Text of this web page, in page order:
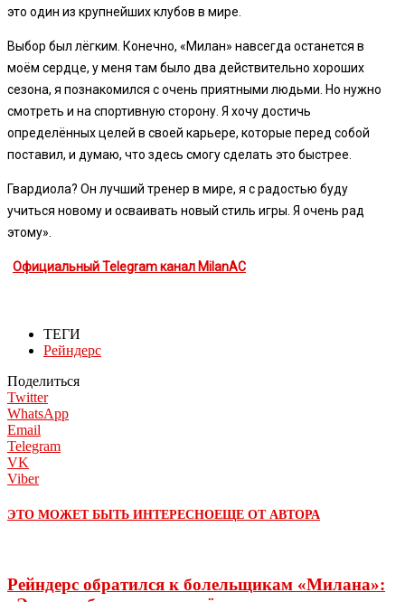
это один из крупнейших клубов в мире.
Выбор был лёгким. Конечно, «Милан» навсегда останется в
моём сердце, у меня там было два действительно хороших
сезона, я познакомился с очень приятными людьми. Но нужно
смотреть и на спортивную сторону. Я хочу достичь
определённых целей в своей карьере, которые перед собой
поставил, и думаю, что здесь смогу сделать это быстрее.
Гвардиола? Он лучший тренер в мире, я с радостью буду
учиться новому и осваивать новый стиль игры. Я очень рад
этому».
Официальный Telegram канал MilanAC
ТЕГИ
Рейндерс
Поделиться
Twitter
WhatsApp
Email
Telegram
VK
Viber
ЭТО МОЖЕТ БЫТЬ ИНТЕРЕСНОЕЩЕ ОТ АВТОРА
Рейндерс обратился к болельщикам «Милана»: